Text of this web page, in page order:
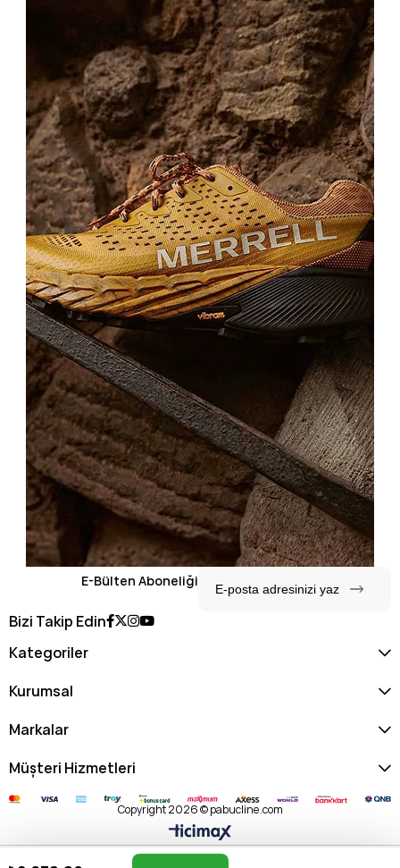
E-Bülten Aboneliği
Bizi Takip Edin
Kategoriler
Kurumsal
Markalar
Müşteri Hizmetleri
Copyright 2026 © pabucline.com